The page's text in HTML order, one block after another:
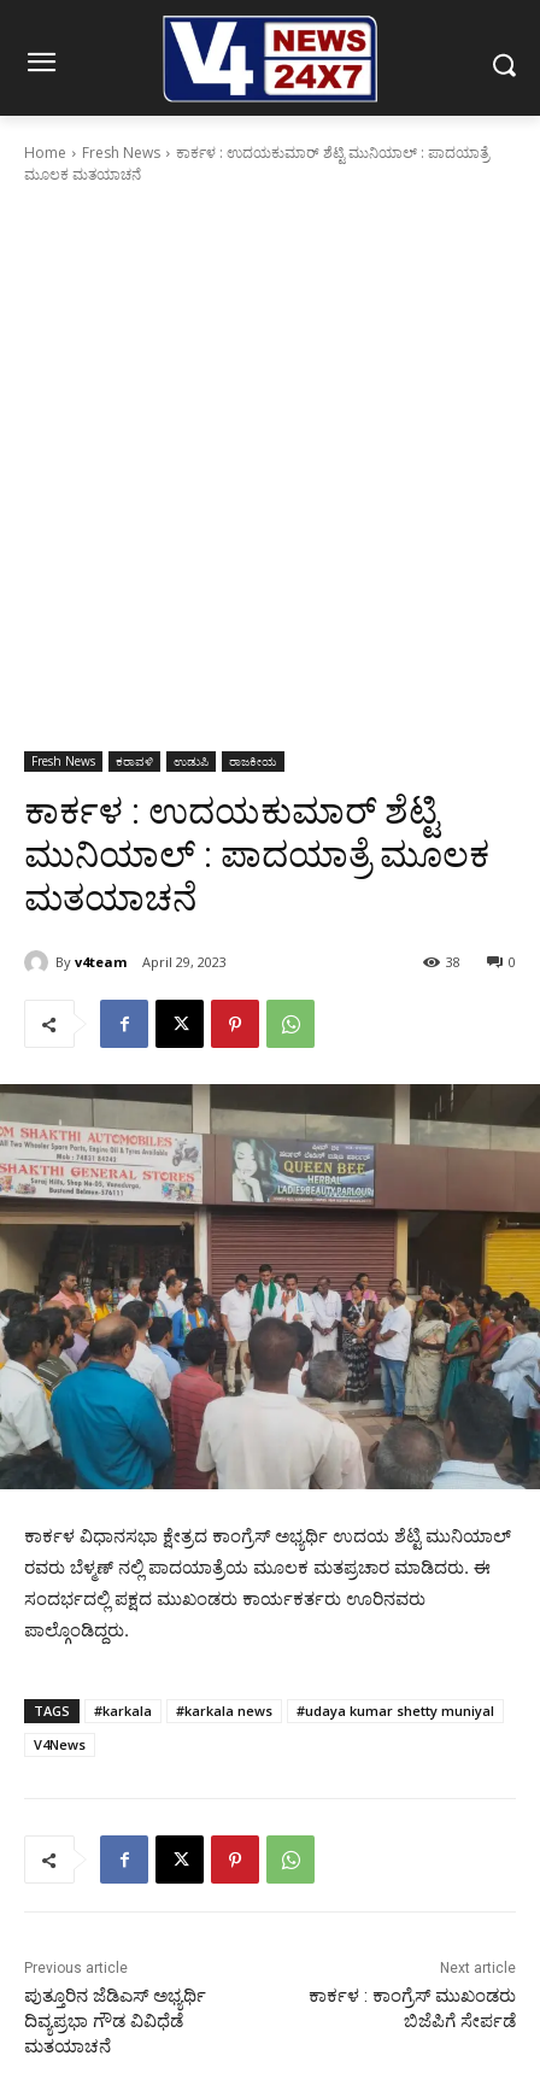
Home Fresh News
ಕಾರ್ಕಳ : ಉದಯಕುಮಾರ್ ಶೆಟ್ಟಿ ಮುನಿಯಾಲ್ : ಪಾದಯಾತ್ರೆ
ಮೂಲಕ ಮತಯಾಚನೆ
Fresh News ಕರಾವಳಿ ಉಡುಪಿ ರಾಜಕೀಯ
ಕಾರ್ಕಳ : ಉದಯಕುಮಾರ್ ಶೆಟ್ಟಿ
ಮುನಿಯಾಲ್ : ಪಾದಯಾತ್ರೆ ಮೂಲಕ
ಮತಯಾಚನೆ
By v4team April 29, 2023 0
38
ಕಾರ್ಕಳ ವಿಧಾನಸಭಾ ಕ್ಷೇತ್ರದ ಕಾಂಗ್ರೆಸ್ ಅಭ್ಯರ್ಥಿ ಉದಯ ಶೆಟ್ಟಿ ಮುನಿಯಾಲ್
ರವರು ಬೆಳ್ಮಣ್ ನಲ್ಲಿ ಪಾದಯಾತ್ರೆಯ ಮೂಲಕ ಮತಪ್ರಚಾರ ಮಾಡಿದರು. ಈ
ಸಂದರ್ಭದಲ್ಲಿ ಪಕ್ಷದ ಮುಖಂಡರು ಕಾರ್ಯಕರ್ತರು ಊರಿನವರು
ಪಾಲ್ಗೊಂಡಿದ್ದರು.
TAGS #karkala #karkala news
#udaya kumar shetty muniyal
V4News
Previous article
ಪುತ್ತೂರಿನ ಜೆಡಿಎಸ್ ಅಭ್ಯರ್ಥಿ
ದಿವ್ಯಪ್ರಭಾ ಗೌಡ ವಿವಿಧೆಡೆ
ಮತಯಾಚನೆ
Next article
ಕಾರ್ಕಳ : ಕಾಂಗ್ರೆಸ್‍ ಮುಖಂಡರು
ಬಿಜೆಪಿಗೆ ಸೇರ್ಪಡೆ